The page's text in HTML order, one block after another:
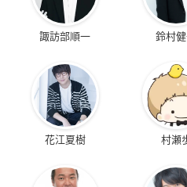
諏訪部順一 鈴村
花江夏樹 村瀬